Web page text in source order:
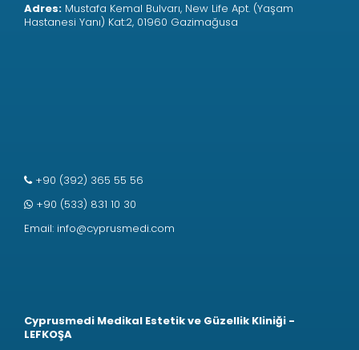
Adres: Mustafa Kemal Bulvarı, New Life Apt. (Yaşam
Hastanesi Yanı) Kat:2, 01960 Gazimağusa
+90 (392) 365 55 56
+90 (533) 831 10 30
Email: info@cyprusmedi.com
Cyprusmedi Medikal Estetik ve Güzellik Kliniği -
LEFKOŞA